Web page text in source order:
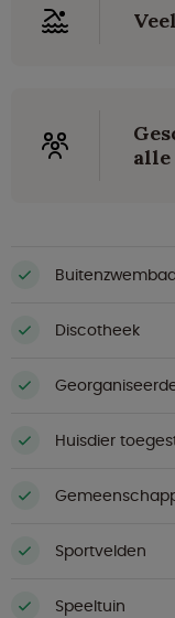
Discotheek
Huisdier
Sportvelden
Speeltuin